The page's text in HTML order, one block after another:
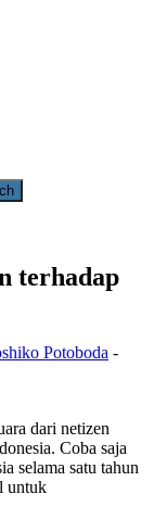
terhadap
Potoboda -
dari netizen
Coba saja
selama satu tahun
untuk